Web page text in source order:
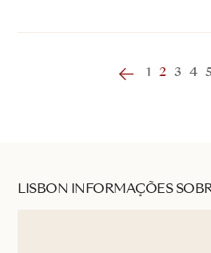
1 2 3 4 5
LISBON INFORMAÇÕES